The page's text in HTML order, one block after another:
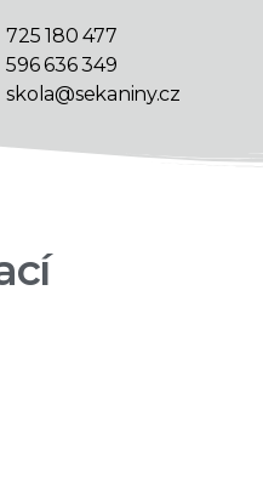
725 180 477
596 636 349
skola@sekaniny.cz